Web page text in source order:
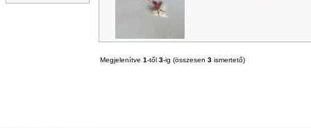
Megjelenítve 1-től 3-ig (összesen 3 ismertető)